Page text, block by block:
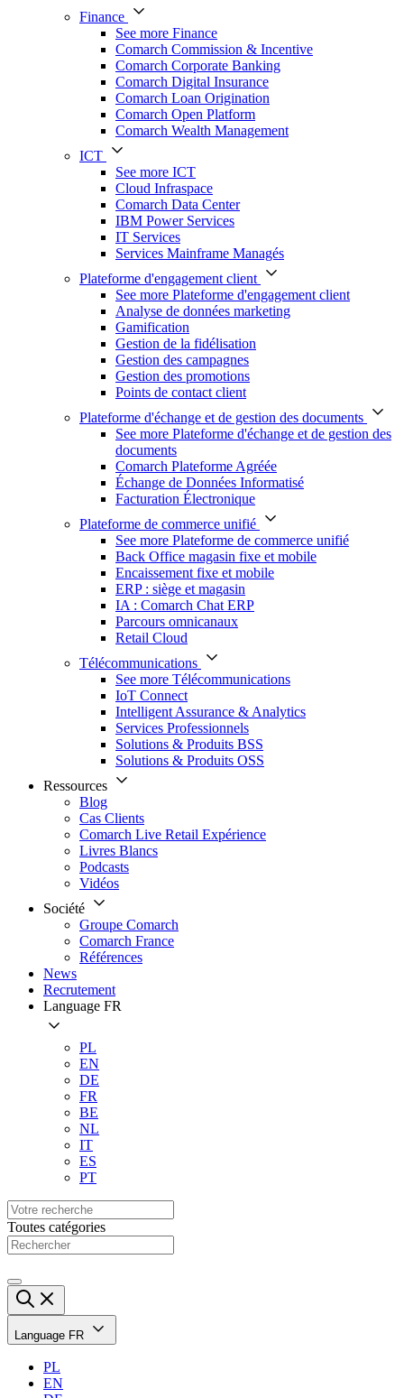
Finance
See more Finance
Comarch Commission & Incentive
Comarch Corporate Banking
Comarch Digital Insurance
Comarch Loan Origination
Comarch Open Platform
Comarch Wealth Management
ICT
See more ICT
Cloud Infraspace
Comarch Data Center
IBM Power Services
IT Services
Services Mainframe Managés
Plateforme d'engagement client
See more Plateforme d'engagement client
Analyse de données marketing
Gamification
Gestion de la fidélisation
Gestion des campagnes
Gestion des promotions
Points de contact client
Plateforme d'échange et de gestion des documents
See more Plateforme d'échange et de gestion des
documents
Comarch Plateforme Agréée
Échange de Données Informatisé
Facturation Électronique
Plateforme de commerce unifié
See more Plateforme de commerce unifié
Back Office magasin fixe et mobile
Encaissement fixe et mobile
ERP : siège et magasin
IA : Comarch Chat ERP
Parcours omnicanaux
Retail Cloud
Télécommunications
See more Télécommunications
IoT Connect
Intelligent Assurance & Analytics
Services Professionnels
Solutions & Produits BSS
Solutions & Produits OSS
Ressources
Blog
Cas Clients
Comarch Live Retail Expérience
Livres Blancs
Podcasts
Vidéos
Société
Groupe Comarch
Comarch France
Références
News
Recrutement
Language FR
PL
EN
DE
FR
BE
NL
IT
ES
PT
Toutes catégories
Language FR
PL
EN